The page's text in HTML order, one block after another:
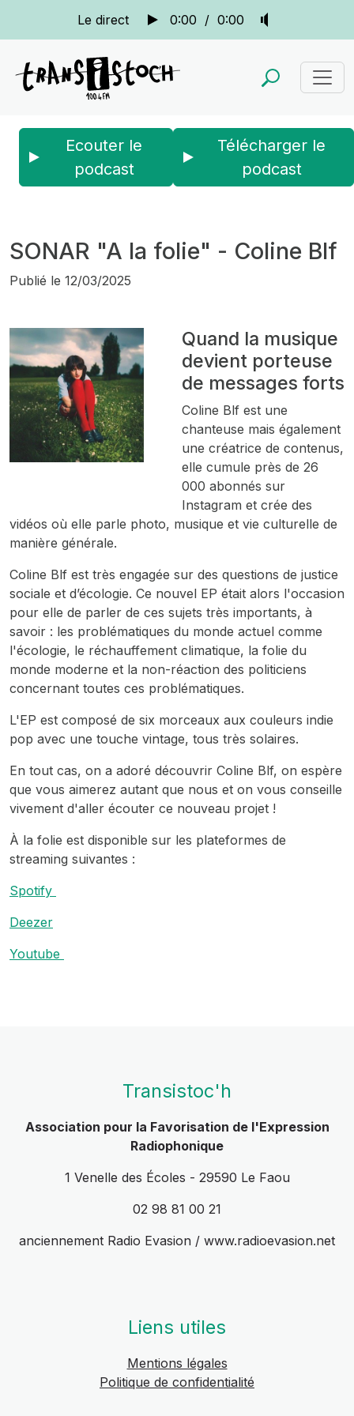
Le direct 0:00 / 0:00
Ecouter le
podcast
Télécharger le
podcast
SONAR "A la folie" - Coline Blf
Publié le 12/03/2025
Quand la musique
devient porteuse
de messages forts
Coline Blf est une
chanteuse mais également
une créatrice de contenus,
elle cumule près de 26
000 abonnés sur
Instagram et crée des
vidéos où elle parle photo, musique et vie culturelle de
manière générale.
Coline Blf est très engagée sur des questions de justice
sociale et d’écologie. Ce nouvel EP était alors l'occasion
pour elle de parler de ces sujets très importants, à
savoir : les problématiques du monde actuel comme
l'écologie, le réchauffement climatique, la folie du
monde moderne et la non-réaction des politiciens
concernant toutes ces problématiques.
L'EP est composé de six morceaux aux couleurs indie
pop avec une touche vintage, tous très solaires.
En tout cas, on a adoré découvrir Coline Blf, on espère
que vous aimerez autant que nous et on vous conseille
vivement d'aller écouter ce nouveau projet !
À la folie est disponible sur les plateformes de
streaming suivantes :
Spotify
Deezer
Youtube
Transistoc'h
Association pour la Favorisation de l'Expression
Radiophonique
1 Venelle des Écoles - 29590 Le Faou
02 98 81 00 21
anciennement Radio Evasion / www.radioevasion.net
Liens utiles
Mentions légales
Politique de confidentialité